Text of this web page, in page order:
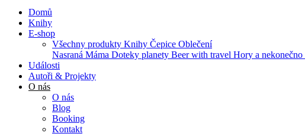
Domů
Knihy
E-shop
Všechny produkty Knihy Čepice Oblečení
Nasraná Máma Doteky planety Beer with travel Hory a nekonečno
Události
Autoři & Projekty
O nás
O nás
Blog
Booking
Kontakt